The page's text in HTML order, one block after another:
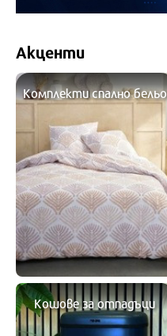
Акценти
Комплекти спално бельо
Кошове за отпадъци